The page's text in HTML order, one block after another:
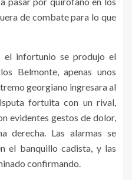
de combate para lo que
el infortunio se produjo el
Belmonte, apenas unos
georgiano ingresara al
fortuita con un rival,
evidentes gestos de dolor,
derecha. Las alarmas se
el banquillo cadista, y las
confirmando.